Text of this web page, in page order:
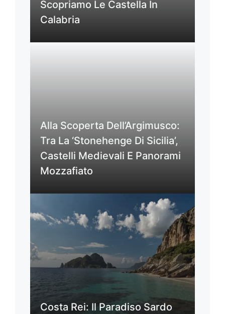
Scopriamo Le Castella In
Calabria
Alla Scoperta Dell’Argimusco:
Tra La ‘Stonehenge Di Sicilia’,
Castelli Medievali E Panorami
Mozzafiato
Costa Rei: Il Paradiso Sardo